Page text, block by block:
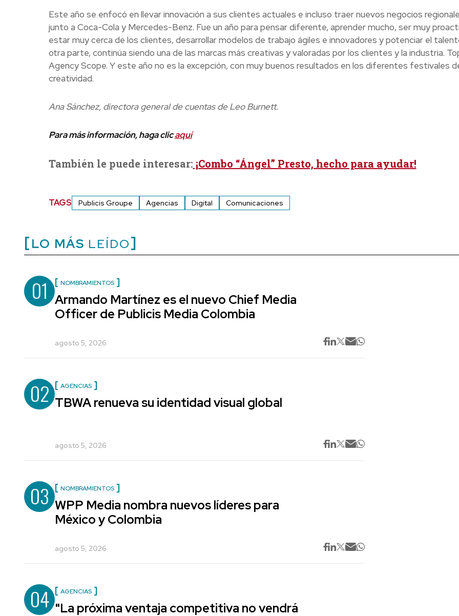
Este año se enfocó en llevar innovación a sus clientes actuales e incluso traer nuevos negocios
junto a Coca-Cola y Mercedes-Benz. Fue un año para pensar diferente, aprender mucho, ser muy
estar muy cerca de los clientes, desarrollar modelos de trabajo ágiles e innovadores y potenciar el
otra parte, continúa siendo una de las marcas más creativas y valoradas por los clientes y la industria.
Agency Scope. Y este año no es la excepción, con muy buenos resultados en los diferentes festivales
creatividad.
Ana Sánchez, directora general de cuentas de Leo Burnett.
Para más información, haga clicaquí
También le puede interesar: ¡Combo “Ángel” Presto, hecho para ayudar!
TAGS Publicis Groupe Agencias Digital Comunicaciones
LO MÁS LEÍDO
01 NOMBRAMIENTOS
Armando Martínez es el nuevo Chief Media
Officer de Publicis Media Colombia
agosto 5, 2026
02 AGENCIAS
TBWA renueva su identidad visual global
agosto 5, 2026
03 NOMBRAMIENTOS
WPP Media nombra nuevos líderes para
México y Colombia
agosto 5, 2026
04 AGENCIAS
"La próxima ventaja competitiva no vendrá